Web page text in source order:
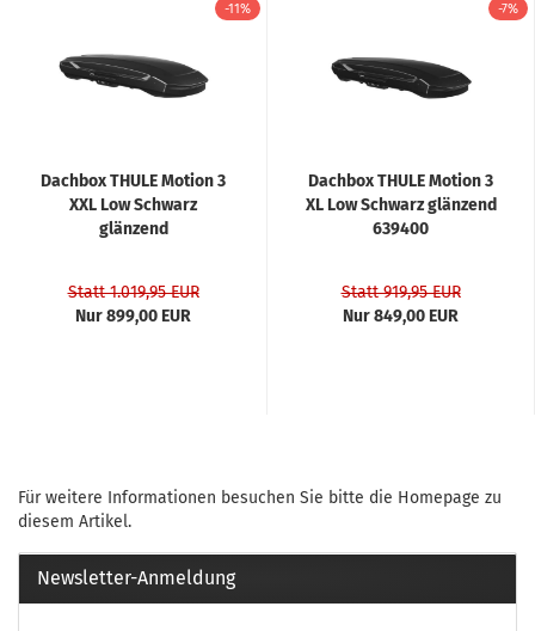
-11%
Dachbox THULE Motion 3
XXL Low Schwarz
glänzend
Statt 1.019,95 EUR
Nur 899,00 EUR
-7%
Dachbox THULE Motion 3
XL Low Schwarz glänzend
639400
Statt 919,95 EUR
Nur 849,00 EUR
Für weitere Informationen besuchen Sie bitte die Homepage zu
diesem Artikel.
Newsletter-Anmeldung